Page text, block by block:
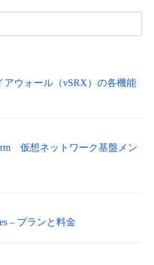
アウォール（vSRX）の各機能
仮想ネットワーク基盤メン
– プランと料金